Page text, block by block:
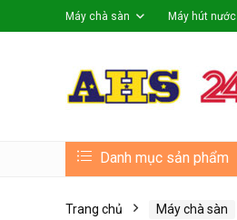
Máy chà sàn Máy hút nước
Danh mục sản phẩm
Trang chủ Máy chà sàn